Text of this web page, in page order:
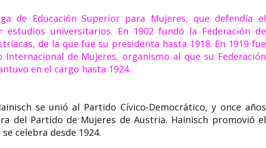
de Educación Superior para Mujeres, que defendía el
universitarios. En 1902 fundó la Federación de
de la que fue su presidenta hasta 1918. En 1919 fue
Internacional de Mujeres, organismo al que su Federación
en el cargo hasta 1924.
se unió al Partido Cívico-Democrático, y once años
del Partido de Mujeres de Austria. Hainisch promovió el
celebra desde 1924.